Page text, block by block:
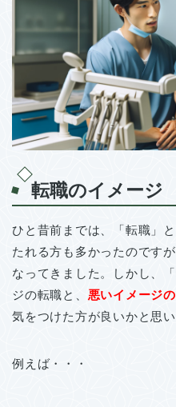
転職のイメージ
ひと昔前までは、「転職」
たれる方も多かったのです
なってきました。しかし、
ジの転職と、 悪いイメージ
気をつけた方が良いかと思い
例えば・・・